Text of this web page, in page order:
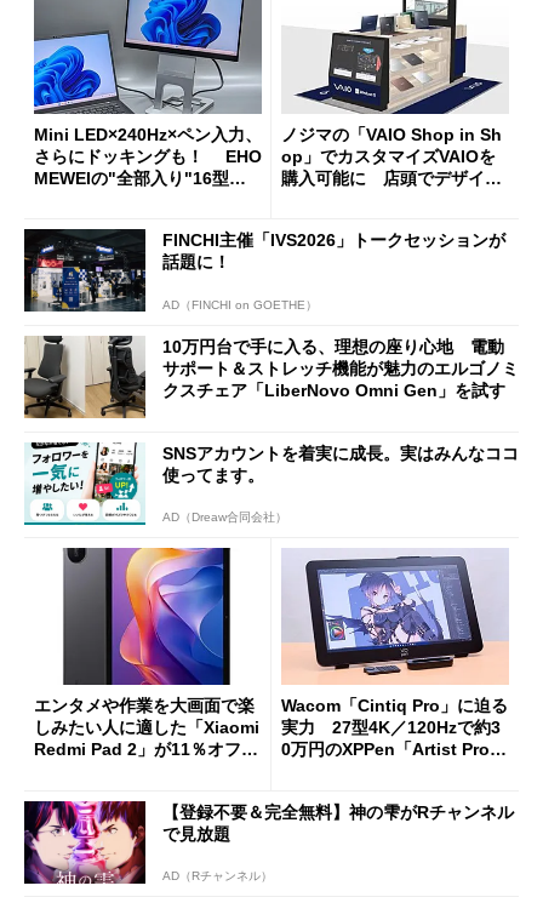
Mini LED×240Hz×ペン入力、
さらにドッキングも！ EHO
MEWEIの"全部入り"16型モ
ノジマの「VAIO Shop in Sh
op」でカスタマイズVAIOを
購入可能に 店頭でデザイン
FINCHI主催「IVS2026」トークセッションが
話題に！
AD（FINCHI on GOETHE）
10万円台で手に入る、理想の座り心地 電動
サポート＆ストレッチ機能が魅力のエルゴノミ
クスチェア「LiberNovo Omni Gen」を試す
SNSアカウントを着実に成長。実はみんなココ
使ってます。
AD（Dreaw合同会社）
エンタメや作業を大画面で楽
しみたい人に適した「Xiaomi
Redmi Pad 2」が11％オフの
Wacom「Cintiq Pro」に迫る
実力 27型4K／120Hzで約3
0万円のXPPen「Artist Pro 2
【登録不要＆完全無料】神の雫がRチャンネル
で見放題
AD（Rチャンネル）